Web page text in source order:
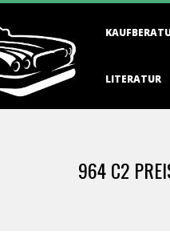
LITERATUR
964 C2